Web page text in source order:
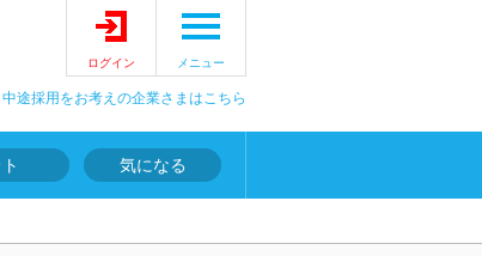
ログイン メニュー
中途採用をお考えの企業さまはこちら
気になる